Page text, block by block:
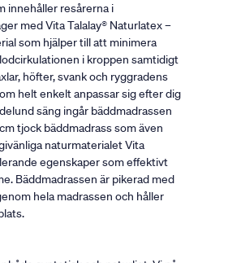
innehåller resårerna i
med Vita Talalay® Naturlatex –
som hjälper till att minimera
i kroppen samtidigt
höfter, svank och ryggradens
helt enkelt anpassar sig efter dig
säng ingår bäddmadrassen
tjock bäddmadrass som även
naturmaterialet Vita
egenskaper som effektivt
Bäddmadrassen är pikerad med
hela madrassen och håller